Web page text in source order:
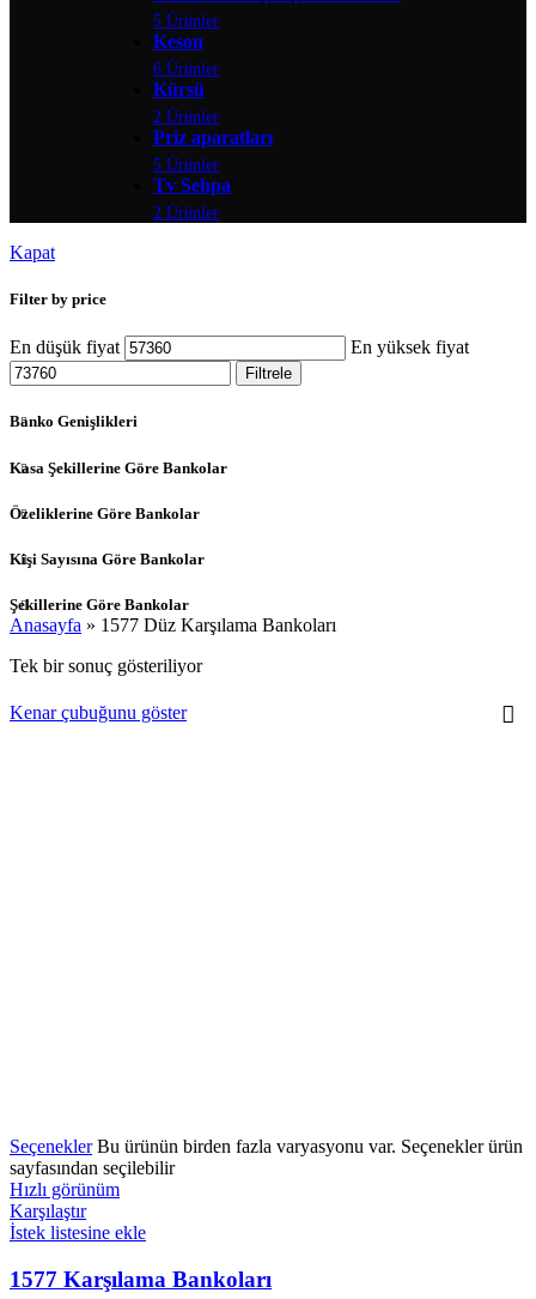
5 Ürünler
Keson
6 Ürünler
Kürsü
2 Ürünler
Priz aparatları
5 Ürünler
Tv Sehpa
2 Ürünler
Kapat
Filter by price
En düşük fiyat En yüksek fiyat
Filtrele
Banko Genişlikleri
Kasa Şekillerine Göre Bankolar
Özeliklerine Göre Bankolar
Kişi Sayısına Göre Bankolar
Şekillerine Göre Bankolar
Anasayfa » 1577 Düz Karşılama Bankoları
Tek bir sonuç gösteriliyor
Kenar çubuğunu göster
Seçenekler Bu ürünün birden fazla varyasyonu var. Seçenekler ürün
sayfasından seçilebilir
Hızlı görünüm
Karşılaştır
İstek listesine ekle
1577 Karşılama Bankoları